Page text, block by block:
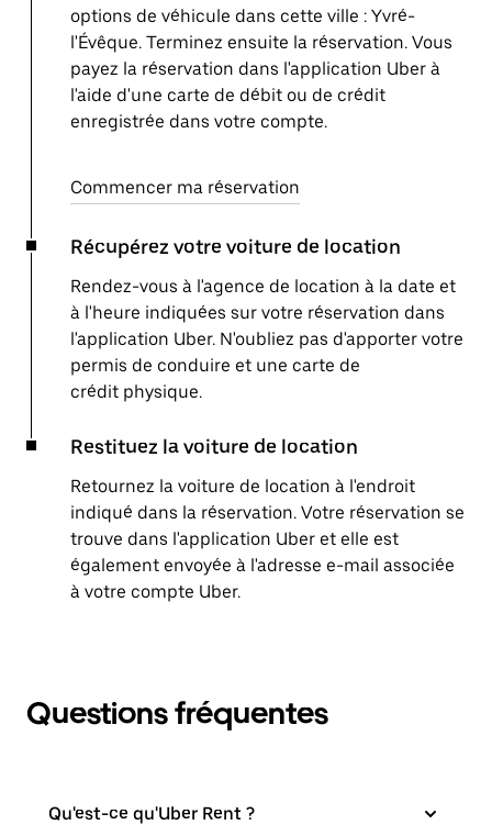
options de véhicule dans cette ville : Yvré-
l'Évêque. Terminez ensuite la réservation. Vous
payez la réservation dans l'application Uber à
l'aide d'une carte de débit ou de crédit
enregistrée dans votre compte.
Commencer ma réservation
Récupérez votre voiture de location
Rendez-vous à l'agence de location à la date et
à l'heure indiquées sur votre réservation dans
l'application Uber. N'oubliez pas d'apporter votre
permis de conduire et une carte de
crédit physique.
Restituez la voiture de location
Retournez la voiture de location à l'endroit
indiqué dans la réservation. Votre réservation se
trouve dans l'application Uber et elle est
également envoyée à l'adresse e-mail associée
à votre compte Uber.
Questions fréquentes
Qu'est-ce qu'Uber Rent ?